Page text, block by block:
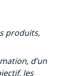
produits,
d’un
les